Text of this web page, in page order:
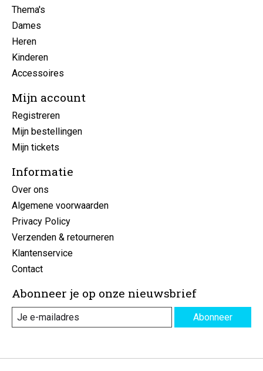
Thema's
Dames
Heren
Kinderen
Accessoires
Mijn account
Registreren
Mijn bestellingen
Mijn tickets
Informatie
Over ons
Algemene voorwaarden
Privacy Policy
Verzenden & retourneren
Klantenservice
Contact
Abonneer je op onze nieuwsbrief
Abonneer